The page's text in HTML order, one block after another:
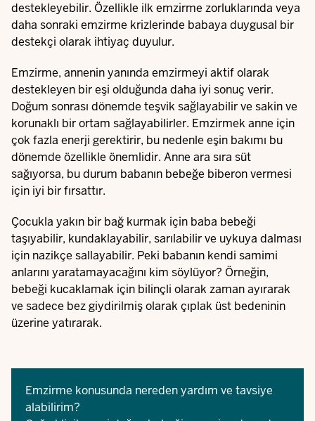
destekleyebilir. Özellikle ilk emzirme zorluklarında veya
daha sonraki emzirme krizlerinde babaya duygusal bir
destekçi olarak ihtiyaç duyulur.
Emzirme, annenin yanında emzirmeyi aktif olarak
destekleyen bir eşi olduğunda daha iyi sonuç verir.
Doğum sonrası dönemde teşvik sağlayabilir ve sakin ve
korunaklı bir ortam sağlayabilirler. Emzirmek anne için
çok fazla enerji gerektirir, bu nedenle eşin bakımı bu
dönemde özellikle önemlidir. Anne ara sıra süt
sağıyorsa, bu durum babanın bebeğe biberon vermesi
için iyi bir fırsattır.
Çocukla yakın bir bağ kurmak için baba bebeği
taşıyabilir, kundaklayabilir, sarılabilir ve uykuya dalması
için nazikçe sallayabilir. Peki babanın kendi samimi
anlarını yaratamayacağını kim söylüyor? Örneğin,
bebeği kucaklamak için bilinçli olarak zaman ayırarak
ve sadece bez giydirilmiş olarak çıplak üst bedeninin
üzerine yatırarak.
Emzirme konusunda nereden yardım ve tavsiye
alabilirim?